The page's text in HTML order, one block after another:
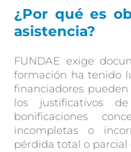
¿Por qué es
asistencia?
FUNDAE exige
formación ha tenido
financiadores
los justificativos
bonificaciones
incompletas o
pérdida total o parcial